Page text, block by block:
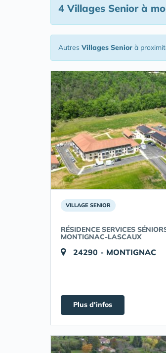
4 Villages Seniorà
Autres Villages Senior à
VILLAGE SENIOR
RÉSIDENCE SERVICES
MONTIGNAC-LASCAUX
24290 - MONTIGNAC
Plus d'infos